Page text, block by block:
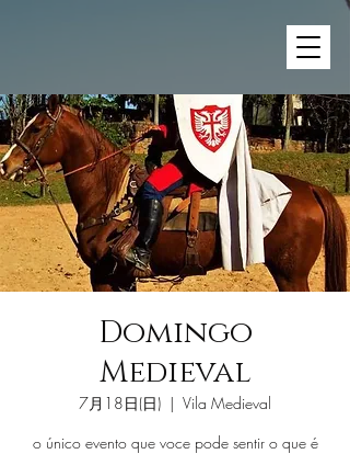
Domingo
Medieval
7月18日(日)
  |
Vila Medieval
o único evento que voce pode sentir o que é